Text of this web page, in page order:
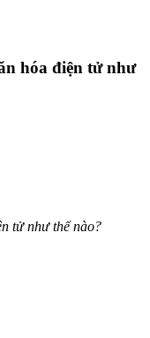
hóa điện tử như
tử như thế nào?